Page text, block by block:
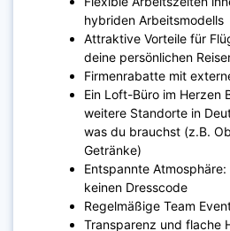
hybriden Arbeitsmodells
Attraktive Vorteile für
deine persönlichen
Firmenrabatte mit
Ein Loft-Büro im Herzen
weitere Standorte in
was du brauchst (z.B.
Getränke)
Entspannte
keinen Dresscode
Regelmäßige Team
Transparenz und flache